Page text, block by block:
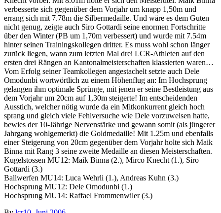
verbesserte sich gegenüber dem Vorjahr um knapp 1,50m und
errang sich mit 7.78m die Silbermedaille. Und wäre es dem Guten
nicht genug, zeigte auch Siro Gottardi seine enormen Fortschritte
über den Winter (PB um 1,70m verbessert) und wurde mit 7.54m
hinter seinen Trainingskollegen dritter. Es muss wohl schon länger
zurück liegen, wann zum letzten Mal drei LCR-Athleten auf den
ersten drei Rängen an Kantonalmeisterschaften klassierten waren…
Vom Erfolg seiner Teamkollegen angestachelt setzte auch Dele
Omodunbi wortwörtlich zu einem Höhenflug an: Im Hochsprung
gelangen ihm optimale Sprünge, mit jenen er seine Bestleistung aus
dem Vorjahr um 20cm auf 1,30m steigerte! Im entscheidenden
Ausstich, welcher nötig wurde da ein Mitkonkurrent gleich hoch
sprang und gleich viele Fehlversuche wie Dele vorzuweisen hatte,
bewies der 10-Jährige Nervenstärke und gewann somit (als jüngerer
Jahrgang wohlgemerkt) die Goldmedaille! Mit 1.25m und ebenfalls
einer Steigerung von 20cm gegenüber dem Vorjahr holte sich Maik
Binna mit Rang 3 seine zweite Medaille an diesen Meisterschaften.
Kugelstossen MU12: Maik Binna (2.), Mirco Knecht (1.), Siro
Gottardi (3.)
Ballwerfen MU14: Luca Wehrli (1.), Andreas Kuhn (3.)
Hochsprung MU12: Dele Omodunbi (1.)
Hochsprung MU14: Raffael Frommenwiler (3.)